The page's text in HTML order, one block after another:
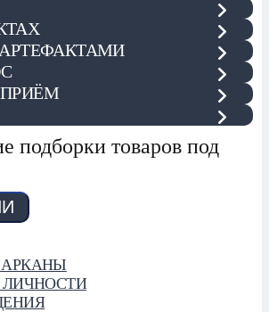
АРТЕФАКТАМИ
подборки товаров под
ЛИЧНОСТИ